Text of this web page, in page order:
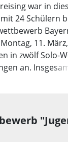
war in
24 Schülern
11.
in zwölf Solo-
an.
(mit einer